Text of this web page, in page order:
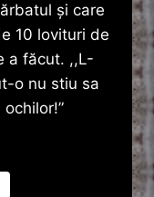
şi care
10 lovituri de
a făcut. ,,L-
o nu stiu sa